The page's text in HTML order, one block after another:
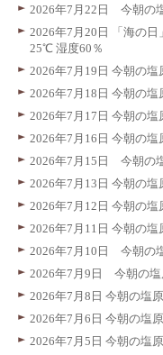
2026年7月22日 今朝
2026年7月20日 「海の
25℃ 湿度60％
2026年7月19日 今朝の
2026年7月18日 今朝の
2026年7月17日 今朝の
2026年7月16日 今朝の
2026年7月15日 今朝
2026年7月13日 今朝
2026年7月12日 今朝の
2026年7月11日 今朝の
2026年7月10日 今朝
2026年7月9日 今朝の
2026年7月8日 今朝の
2026年7月6日 今朝の塩
2026年7月5日 今朝の塩